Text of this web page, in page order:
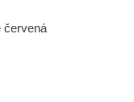
červená